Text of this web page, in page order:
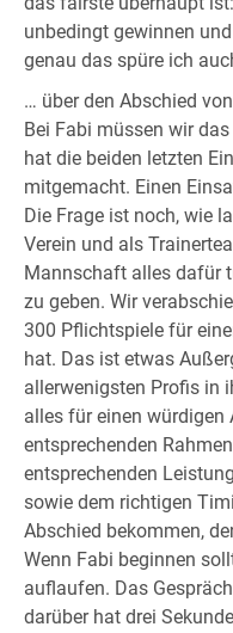
unbedingt gewinnen
genau das spüre ich
… über den Abschied
Bei Fabi müssen wir
hat die beiden letzten
mitgemacht. Einen
Die Frage ist noch, wie
Verein und als
Mannschaft alles dafür
zu geben. Wir
300 Pflichtspiele für
hat. Das ist etwas
allerwenigsten Profis in
alles für einen
entsprechenden
entsprechenden
sowie dem richtigen
Abschied bekommen,
Wenn Fabi beginnen
auflaufen. Das
darüber hat drei